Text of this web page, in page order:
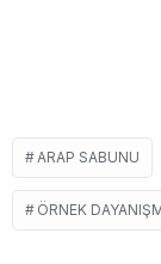
ARAP SABUNU
ÖRNEK